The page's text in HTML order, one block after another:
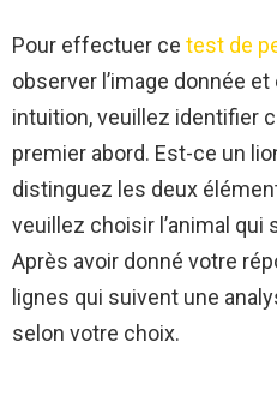
Pour effectuer ce test de
observer l’image donnée
intuition, veuillez identifier
premier abord. Est-ce un
distinguez les deux
veuillez choisir l’animal
Après avoir donné votre
lignes qui suivent une
selon votre choix.